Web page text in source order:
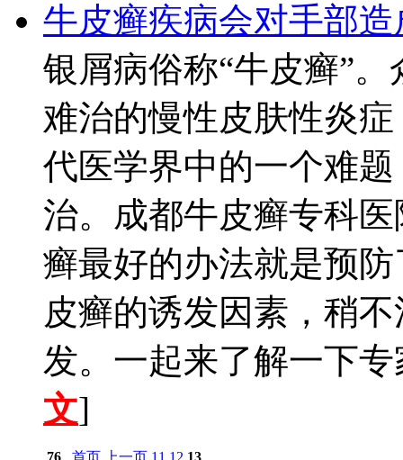
牛皮癣疾病会对手部
银屑病俗称“牛皮癣”
难治的慢性皮肤性炎
代医学界中的一个难
治。成都牛皮癣专科
癣最好的办法就是预
皮癣的诱发因素，稍
发。一起来了解一下
文]
76 首页 上一页 11 12 13